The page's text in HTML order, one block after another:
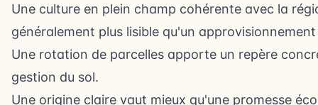
Une culture en plein champ cohérente avec la
généralement plus lisible qu'un
Une rotation de parcelles apporte un repère
gestion du sol.
Une origine claire vaut mieux qu'une promesse